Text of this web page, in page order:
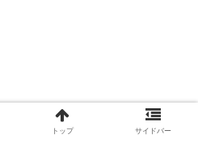
トップ サイドバー